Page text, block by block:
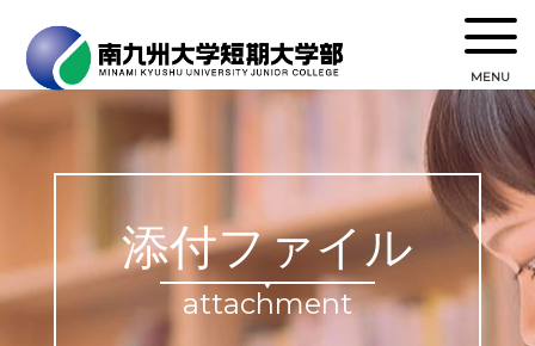
MENU
添付ファイル
attachment